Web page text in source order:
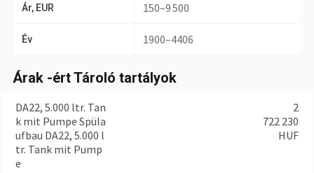
Ár, EUR 150–9 500
Év 1900–4406
Árak -ért Tároló tartályok
DA22, 5.000 ltr. Tan
k mit Pumpe Spüla
ufbau DA22, 5.000 l
tr. Tank mit Pump
e
2
722 230
HUF